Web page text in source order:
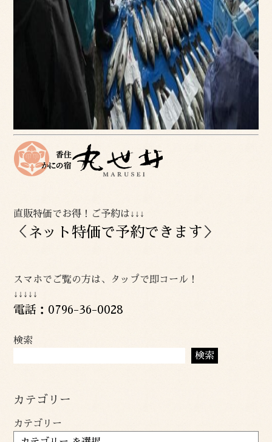
直販特価でお得！ご予約は↓↓↓
＜ ネット特価で予約できます ＞
スマホでご覧の方は、タップで即コール！
↓↓↓↓↓
電話：0796-36-0028
検索
検索
カテゴリー
カテゴリー